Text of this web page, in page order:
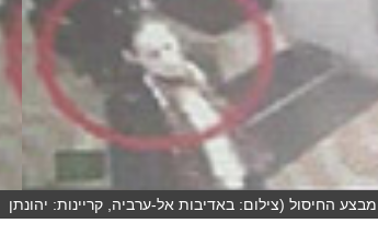
החיסול (צילום: באדיבות אל-ערביה, קריינות: יהונתן